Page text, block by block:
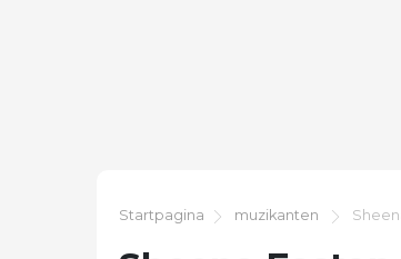
Startpagina muzikanten